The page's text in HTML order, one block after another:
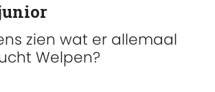
zien wat er allemaal
Welpen?